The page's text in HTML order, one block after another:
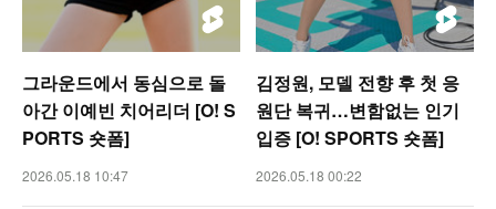
그라운드에서 동심으로 돌
아간 이예빈 치어리더 [O! S
PORTS 숏폼]
2026.05.18 10:47
김정원, 모델 전향 후 첫 응
원단 복귀…변함없는 인기
입증 [O! SPORTS 숏폼]
2026.05.18 00:22